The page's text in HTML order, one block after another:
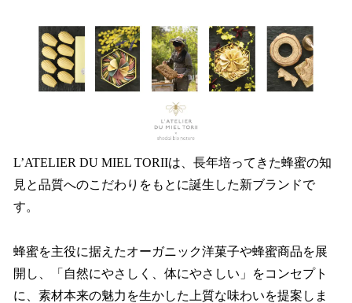
L’ATELIER DU MIEL TORIIは、長年培ってきた蜂蜜の知
見と品質へのこだわりをもとに誕生した新ブランドで
す。
蜂蜜を主役に据えたオーガニック洋菓子や蜂蜜商品を展
開し、「自然にやさしく、体にやさしい」をコンセプト
に、素材本来の魅力を生かした上質な味わいを提案しま